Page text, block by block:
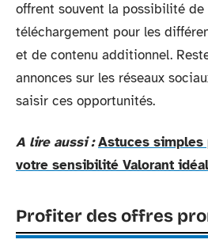
offrent souvent la possibilité
téléchargement pour les
et de contenu additionnel.
annonces sur les réseaux
saisir ces opportunités.
A lire aussi : Astuces simples
votre sensibilité Valorant
Profiter des offres